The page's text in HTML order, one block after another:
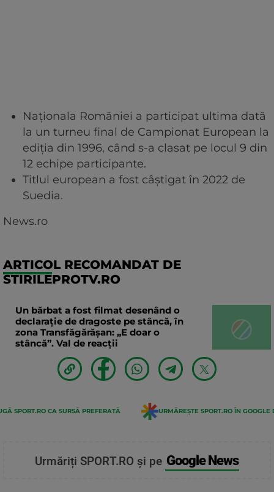
Naţionala României a participat ultima dată
la un turneu final de Campionat European la
ediţia din 1996, când s-a clasat pe locul 9 din
12 echipe participante.
Titlul european a fost câştigat în 2022 de
Suedia.
News.ro
ARTICOL RECOMANDAT DE
STIRILEPROTV.RO
Un bărbat a fost filmat desenând o
declaraţie de dragoste pe stâncă, în
zona Transfăgărăşan: „E doar o
stâncă”. Val de reacții
SPORT.RO CA SURSĂ PREFERATĂ URMĂREȘTE SPORT.RO ÎN GOOGLE
Urmăriți SPORT.RO și pe Google News